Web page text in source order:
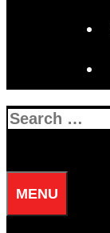
Search
MENU